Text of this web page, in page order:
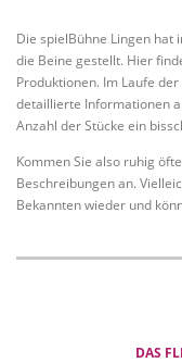
Die spielBühne Lingen hat
die Beine gestellt. Hier
Produktionen. Im Laufe
detaillierte Informationen
Anzahl der Stücke ein
Kommen Sie also ruhig
Beschreibungen an.
Bekannten wieder und
DAS